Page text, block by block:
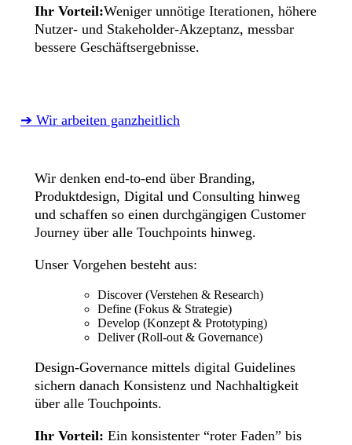
Ihr Vorteil:Weniger unnötige Iterationen, höhere
Nutzer- und Stakeholder-Akzeptanz, messbar
bessere Geschäftsergebnisse.
➔ Wir arbeiten ganzheitlich
Wir denken end-to-end über Branding,
Produktdesign, Digital und Consulting hinweg
und schaffen so einen durchgängigen Customer
Journey über alle Touchpoints hinweg.
Unser Vorgehen besteht aus:
Discover (Verstehen & Research)
Define (Fokus & Strategie)
Develop (Konzept & Prototyping)
Deliver (Roll-out & Governance)
Design-Governance mittels digital Guidelines
sichern danach Konsistenz und Nachhaltigkeit
über alle Touchpoints.
Ihr Vorteil: Ein konsistenter “roter Faden” bis